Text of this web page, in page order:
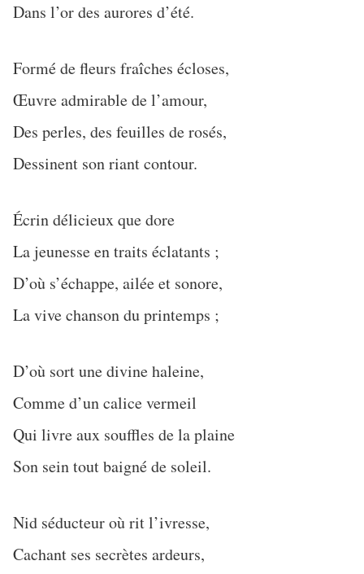
Dans l’or des aurores d’été.
Formé de fleurs fraîches écloses,
Œuvre admirable de l’amour,
Des perles, des feuilles de rosés,
Dessinent son riant contour.
Écrin délicieux que dore
La jeunesse en traits éclatants ;
D’où s’échappe, ailée et sonore,
La vive chanson du printemps ;
D’où sort une divine haleine,
Comme d’un calice vermeil
Qui livre aux souffles de la plaine
Son sein tout baigné de soleil.
Nid séducteur où rit l’ivresse,
Cachant ses secrètes ardeurs,